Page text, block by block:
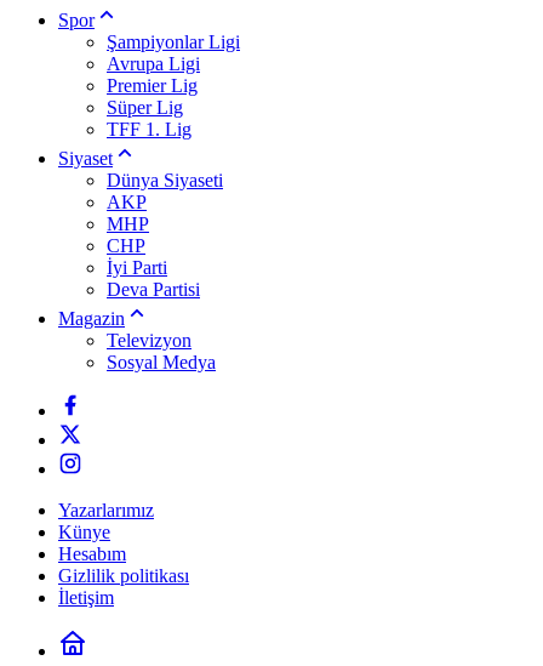
Spor
Şampiyonlar Ligi
Avrupa Ligi
Premier Lig
Süper Lig
TFF 1. Lig
Siyaset
Dünya Siyaseti
AKP
MHP
CHP
İyi Parti
Deva Partisi
Magazin
Televizyon
Sosyal Medya
Yazarlarımız
Künye
Hesabım
Gizlilik politikası
İletişim